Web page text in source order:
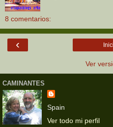
8 comentarios:
‹
Ver
CAMINANTES
Spain
Ver todo mi perfil